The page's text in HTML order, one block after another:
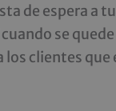
de espera a
se
los clientes que